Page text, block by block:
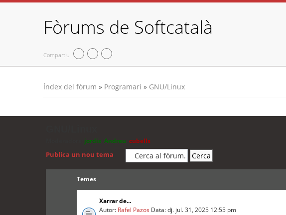
Fòrums de Softcatalà
Compartiu
Índex del fòrum » Programari » GNU/Linux
jordis Andreu cubells
Publica un nou tema
Temes
Xarrar de...
Autor: Rafel Pazos Data: dj. jul. 31, 2025 12:55 pm